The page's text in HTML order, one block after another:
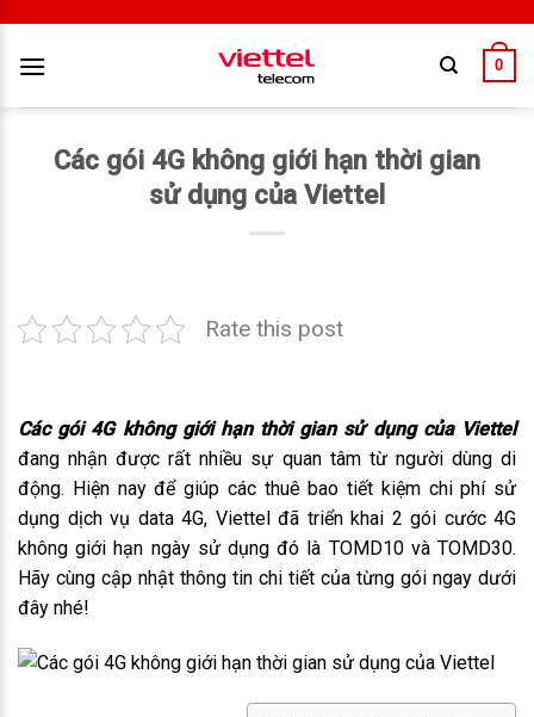
0
Các gói 4G không giới hạn thời gian
sử dụng của Viettel
Rate this post
Các gói 4G không giới hạn thời gian sử dụng của Viettel
đang nhận được rất nhiều sự quan tâm từ người dùng di
động. Hiện nay để giúp các thuê bao tiết kiệm chi phí sử
dụng dịch vụ data 4G, Viettel đã triển khai 2 gói cước 4G
không giới hạn ngày sử dụng đó là TOMD10 và TOMD30.
Hãy cùng cập nhật thông tin chi tiết của từng gói ngay dưới
đây nhé!